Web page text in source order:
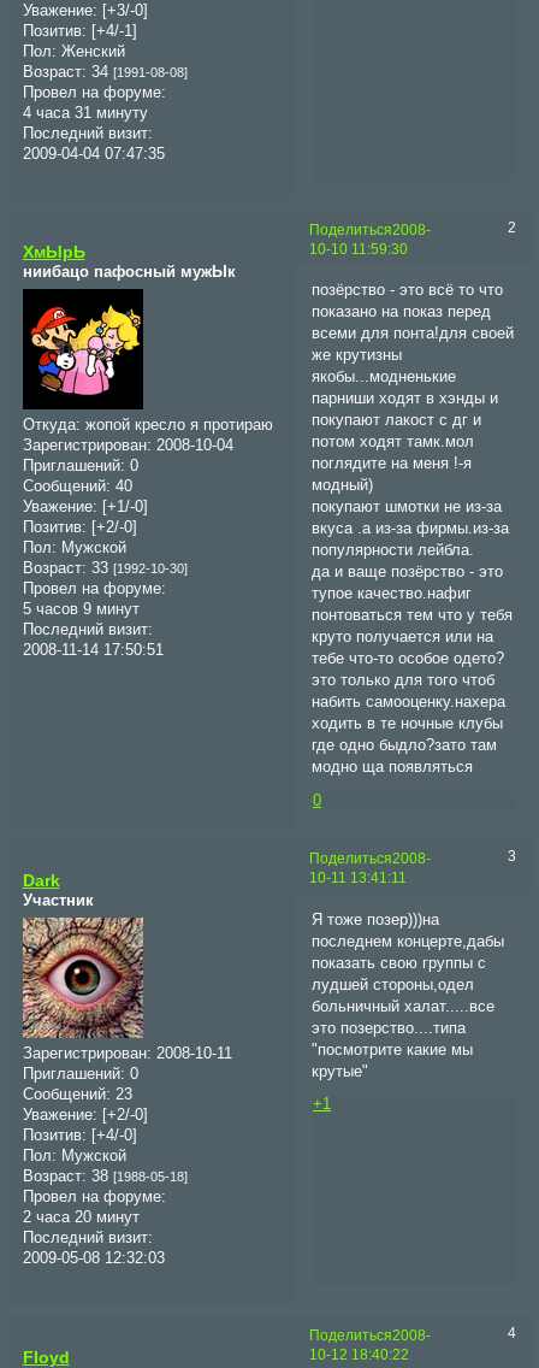
Уважение: [+3/-0]
Позитив: [+4/-1]
Пол: Женский
Возраст: 34 [1991-08-08]
Провел на форуме:
4 часа 31 минуту
Последний визит:
2009-04-04 07:47:35
Поделиться 2
2008-
10-10 11:59:30
ХмЫрЬ
ниибацо пафосный мужЫк
Откуда: жопой кресло я протираю
Зарегистрирован: 2008-10-04
Приглашений: 0
Сообщений: 40
Уважение: [+1/-0]
Позитив: [+2/-0]
Пол: Мужской
Возраст: 33 [1992-10-30]
Провел на форуме:
5 часов 9 минут
Последний визит:
2008-11-14 17:50:51
позёрство - это всё то что
показано на показ перед
всеми для понта!для своей
же крутизны
якобы...модненькие
парниши ходят в хэнды и
покупают лакост с дг и
потом ходят тамк.мол
поглядите на меня !-я
модный)
покупают шмотки не из-за
вкуса .а из-за фирмы.из-за
популярности лейбла.
да и ваще позёрство - это
тупое качество.нафиг
понтоваться тем что у тебя
круто получается или на
тебе что-то особое одето?
это только для того чтоб
набить самооценку.нахера
ходить в те ночные клубы
где одно быдло?зато там
модно ща появляться
0
Поделиться 3
2008-
10-11 13:41:11
Dark
Участник
Зарегистрирован: 2008-10-11
Приглашений: 0
Сообщений: 23
Уважение:
[+2/-0]
Позитив:
[+4/-0]
Пол: Мужской
Возраст: 38 [1988-05-18]
Провел на форуме:
2 часа 20 минут
Последний визит:
2009-05-08 12:32:03
Я тоже позер)))на
последнем концерте,дабы
показать свою группы с
лудшей стороны,одел
больничный халат.....все
это позерство....типа
"посмотрите какие мы
крутые"
+1
Поделиться 4
2008-
10-12 18:40:22
Floyd